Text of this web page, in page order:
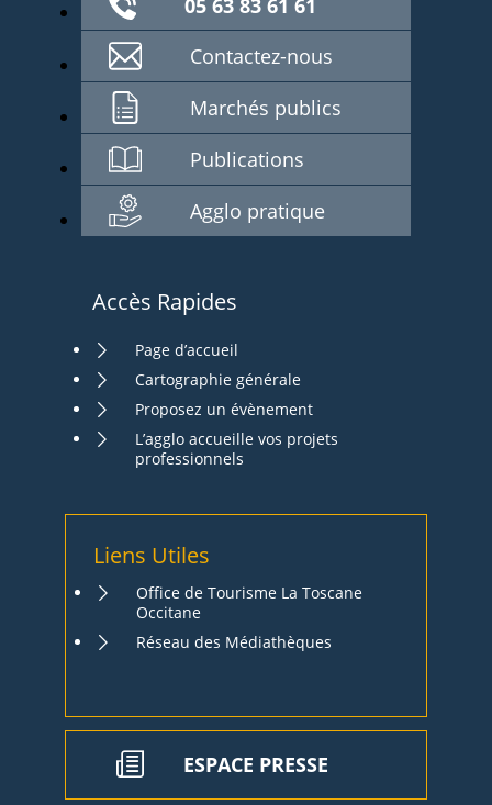
05 63 83 61 61
Contactez-nous
Marchés publics
Publications
Agglo pratique
Accès Rapides
Page d’accueil
Cartographie générale
Proposez un évènement
L’agglo accueille vos projets
professionnels
Liens Utiles
Office de Tourisme La Toscane
Occitane
Réseau des Médiathèques
ESPACE PRESSE